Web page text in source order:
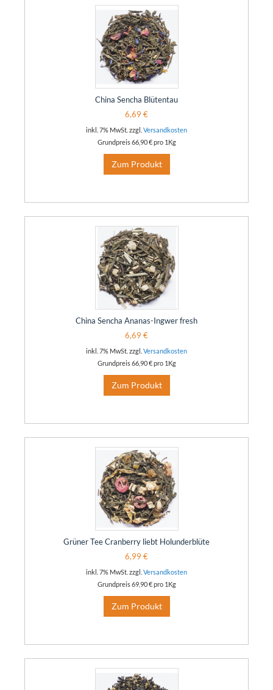
China Sencha Blütentau
6,69 €
inkl. 7% MwSt. zzgl. Versandkosten
Grundpreis66,90 €pro 1Kg
Zum Produkt
China Sencha Ananas-Ingwer fresh
6,69 €
inkl. 7% MwSt. zzgl. Versandkosten
Grundpreis66,90 €pro 1Kg
Zum Produkt
Grüner Tee Cranberry liebt Holunderblüte
6,99 €
inkl. 7% MwSt. zzgl. Versandkosten
Grundpreis69,90 €pro 1Kg
Zum Produkt